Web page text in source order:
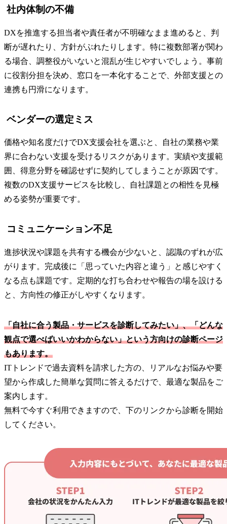
社内体制の不備
DXを推進する担当者や責任者が不明確なまま進めると、判
断が遅れたり、方針がぶれたりします。特に複数部署が関わ
る場合、調整役がいないと混乱が生じやすいでしょう。事前
に役割分担を決め、窓口を一本化することで、外部支援との
連携も円滑になります。
ベンダーの選定ミス
価格や知名度だけでDX支援会社を選ぶと、自社の業務や業
界に合わない支援を受けるリスクがあります。実績や支援範
囲、得意分野を確認せずに契約してしまうことが原因です。
複数のDX支援サービスを比較し、自社課題との相性を見極
める姿勢が重要です。
コミュニケーション不足
進捗状況や課題を共有する機会が少ないと、認識のずれが広
がります。完成後に「思っていた内容と違う」と感じやすく
なる点も課題です。定期的な打ち合わせや報告の場を設ける
と、方向性の修正がしやすくなります。
「自社に合う製品・サービスを診断してみたい」、「どんな
観点で選べばいいかわからない」という方向けの診断ページ
もあります。
ITトレンドで過去資料を請求した方の、リアルなお悩みや要
望から作成した簡単な質問に答えるだけで、最適な製品をご
案内します。
無料で今すぐ利用できますので、下のリンクから診断を開始
してください。